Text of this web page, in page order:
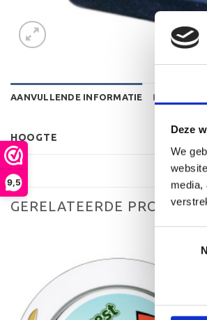
Deze
We
media,
9,5
AANVULLENDE INFORMATIE
HOOGTE
GERELATEERDE
aan